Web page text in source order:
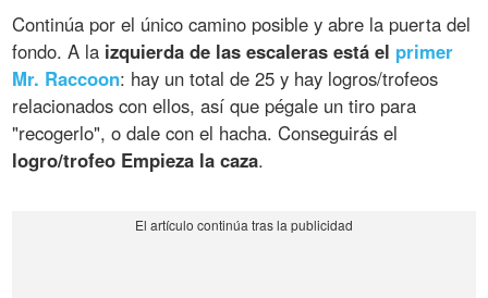
Continúa por el único camino posible y abre la puerta del
fondo. A la izquierda de las escaleras está el primer
Mr. Raccoon: hay un total de 25 y hay logros/trofeos
relacionados con ellos, así que pégale un tiro para
"recogerlo", o dale con el hacha. Conseguirás el
logro/trofeo Empieza la caza.